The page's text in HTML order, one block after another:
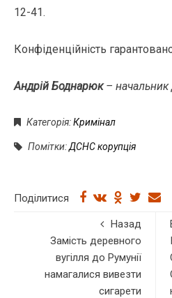
12-41.
Конфіденційність
Андрій Боднарюк–
Категорія:Кримінал
Помітки:ДСНС корупція
Поділитися
Назад
Замість деревного
вугілля до Румунії
намагалися вивезти
сигарети